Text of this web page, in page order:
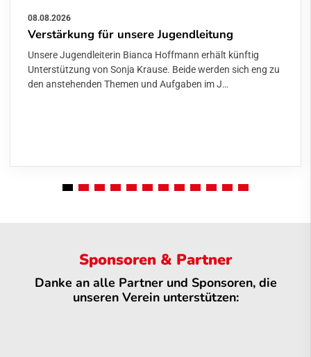
08.08.2026
Verstärkung für unsere Jugendleitung
Unsere Jugendleiterin Bianca Hoffmann erhält künftig
Unterstützung von Sonja Krause. Beide werden sich eng zu
den anstehenden Themen und Aufgaben im J…
Sponsoren & Partner
Danke an alle Partner und Sponsoren, die
unseren Verein unterstützen: